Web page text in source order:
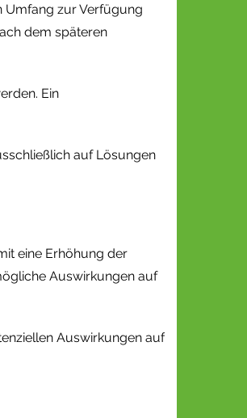
Umfang zur Verfügung
dem späteren
Ein
auf Lösungen
eine Erhöhung der
Auswirkungen auf
Auswirkungen auf